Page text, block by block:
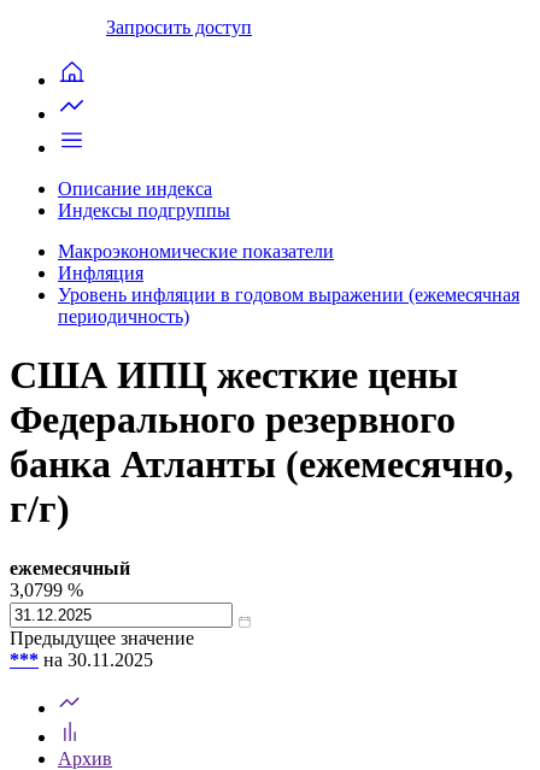
Запросить доступ
Описание индекса
Индексы подгруппы
Макроэкономические показатели
Инфляция
Уровень инфляции в годовом выражении (ежемесячная
периодичность)
США ИПЦ жесткие цены
Федерального резервного
банка Атланты (ежемесячно,
г/г)
ежемесячный
3,0799 %
Предыдущее значение
*** на 30.11.2025
Архив